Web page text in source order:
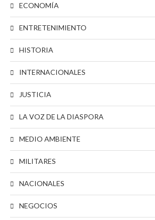
ECONOMÍA
ENTRETENIMIENTO
HISTORIA
INTERNACIONALES
JUSTICIA
LA VOZ DE LA DIASPORA
MEDIO AMBIENTE
MILITARES
NACIONALES
NEGOCIOS